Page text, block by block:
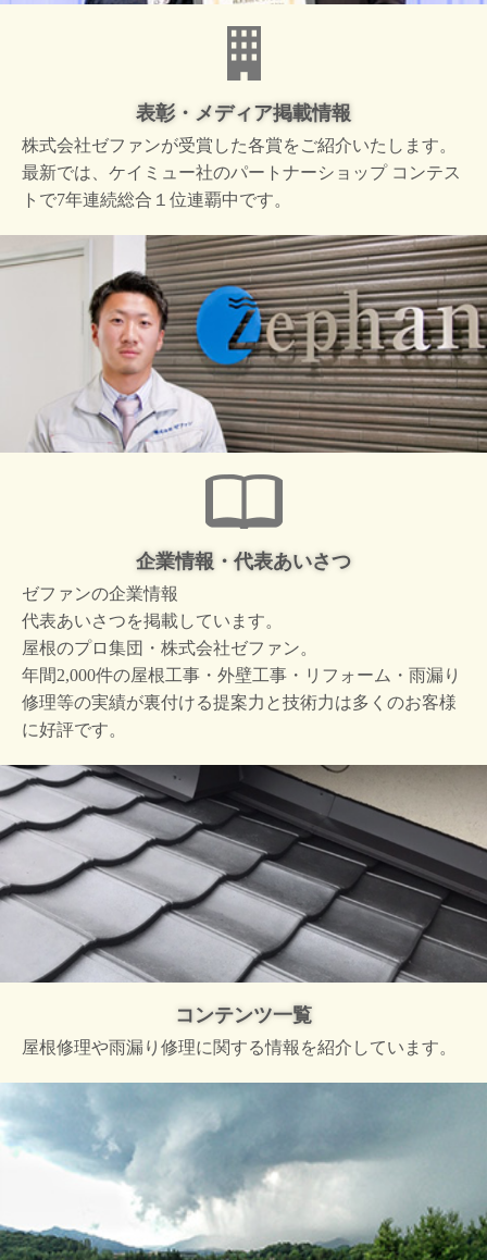
表彰・メディア掲載情報
株式会社ゼファンが受賞した各賞をご紹介いたします。
最新では、ケイミュー社のパートナーショップ コンテス
トで7年連続総合１位連覇中です。
企業情報・代表あいさつ
ゼファンの企業情報
代表あいさつを掲載しています。
屋根のプロ集団・株式会社ゼファン。
年間2,000件の屋根工事・外壁工事・リフォーム・雨漏り
修理等の実績が裏付ける提案力と技術力は多くのお客様
に好評です。
コンテンツ一覧
屋根修理や雨漏り修理に関する情報を紹介しています。